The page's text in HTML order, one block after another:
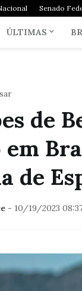
Senado
ÚLTIMAS
de
de
- 10/19/2023